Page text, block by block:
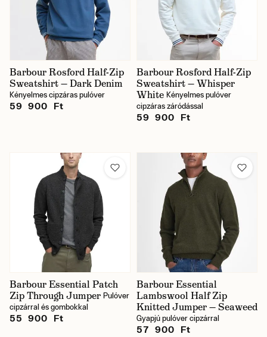
Barbour Rosford Half-Zip
Sweatshirt — Dark Denim
Kényelmes cipzáras pulóver
59 900 Ft
Barbour Rosford Half-Zip
Sweatshirt — Whisper
White Kényelmes pulóver
cipzáras záródással
59 900 Ft
Barbour Essential Patch
Zip Through Jumper Pulóver
cipzárral és gombokkal
55 900 Ft
Barbour Essential
Lambswool Half Zip
Knitted Jumper — Seaweed
Gyapjú pulóver cipzárral
57 900 Ft